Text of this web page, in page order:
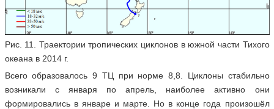
Рис. 11. Траектории тропических циклонов в южной части Тихого
океана в 2014 г.
Всего образовалось 9 ТЦ при норме 8,8. Циклоны стабильно
возникали с января по апрель, наиболее активно они
формировались в январе и марте. Но в конце года произошёл